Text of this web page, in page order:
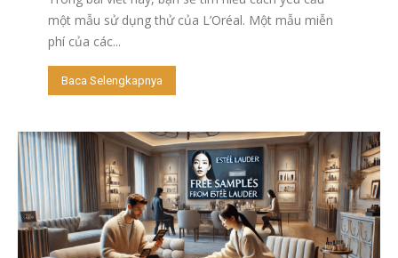
một mẫu sử dụng thử của L’Oréal. Một mẫu miễn
phí của các...
Baca Selengkapnya